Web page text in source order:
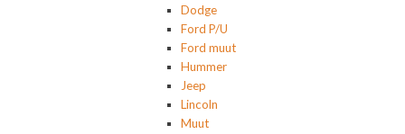
Dodge
Ford P/U
Ford muut
Hummer
Jeep
Lincoln
Muut